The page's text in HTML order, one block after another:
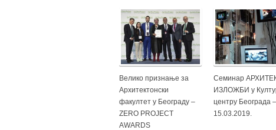
Велико признање за
Архитектонски
факултет у Београду –
ZERO PROJECT
AWARDS
Семинар
ИЗЛОЖБИ у
центру Београда –
15.03.2019.